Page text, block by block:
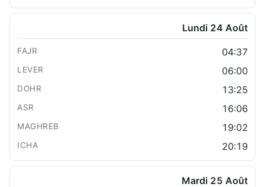
Lundi 24 Août
04:37
06:00
13:25
16:06
19:02
20:19
Mardi 25 Août